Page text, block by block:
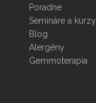
Poradne
Semináre a kurzy
Blog
Alergény
Gemmoterapia